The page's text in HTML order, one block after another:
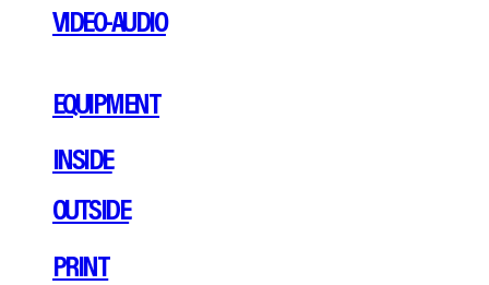
VIDEO-AUDIO
EQUIPMENT
INSIDE
OUTSIDE
PRINT